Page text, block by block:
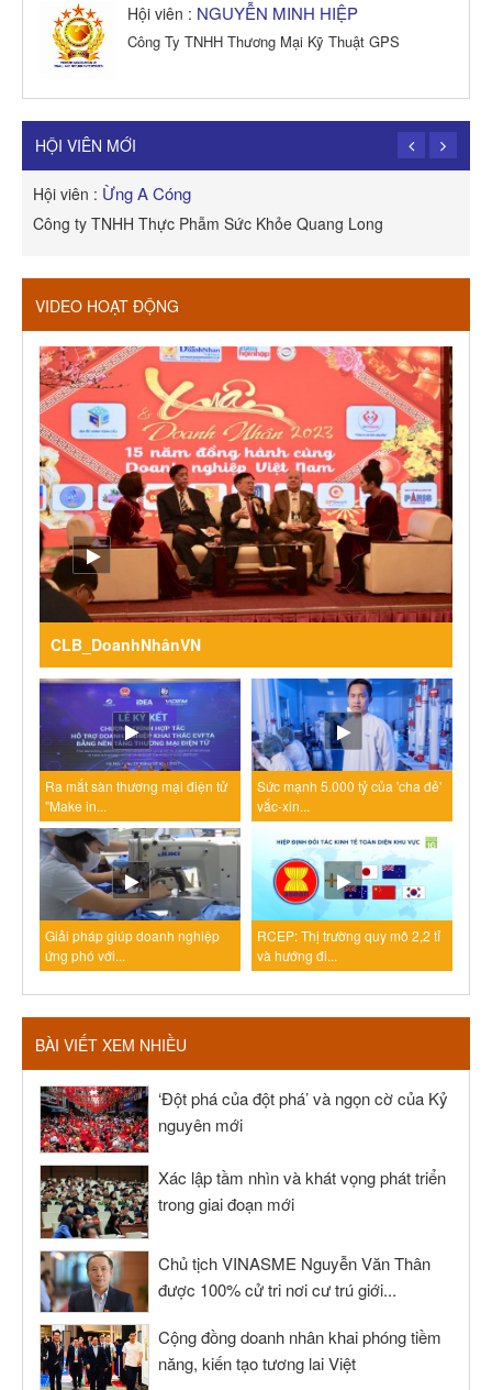
Hội viên : NGUYỄN MINH HIỆP
Công Ty TNHH Thương Mại Kỹ Thuật GPS
Công Ty TNHH Dịch vụ Cuộc Sống Hạnh Phúc
HỘI VIÊN MỚI
Hội viên : Ừng A Cóng
Công ty TNHH Thực Phẫm Sức Khỏe Quang Long
VIDEO HOẠT ĐỘNG
CLB_DoanhNhânVN
Ra mắt sàn thương mại điện tử
"Make in...
Sức mạnh 5.000 tỷ của 'cha đẻ'
vắc-xin...
Giải pháp giúp doanh nghiệp
ứng phó với...
RCEP: Thị trường quy mô 2,2 tỉ
và hướng đi...
BÀI VIẾT XEM NHIỀU
‘Đột phá của đột phá’ và ngọn cờ của Kỷ
nguyên mới
Xác lập tầm nhìn và khát vọng phát triển
trong giai đoạn mới
Chủ tịch VINASME Nguyễn Văn Thân
được 100% cử tri nơi cư trú giới...
Cộng đồng doanh nhân khai phóng tiềm
năng, kiến tạo tương lai Việt